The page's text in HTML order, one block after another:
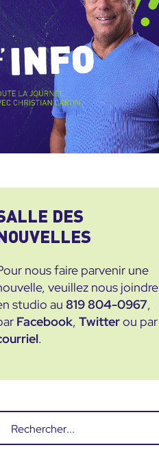
DES
nous faire parvenir une
veuillez nous joindre
studio au819 804-0967,
Facebook,Twitterou par
.